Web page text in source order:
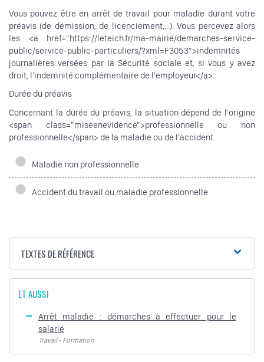
Vous pouvez être en arrêt de travail pour maladie durant votre
préavis (de démission, de licenciement,...). Vous percevez alors
les <a href="https://leteich.fr/ma-mairie/demarches-service-
public/service-public-particuliers/?xml=F3053">indemnités
journalières versées par la Sécurité sociale et, si vous y avez
droit, l'indemnité complémentaire de l'employeur</a>.
Durée du préavis
Concernant la durée du préavis, la situation dépend de l'origine
<span class="miseenevidence">professionnelle ou non
professionnelle</span> de la maladie ou de l'accident.
Maladie non professionnelle
Accident du travail ou maladie professionnelle
TEXTES DE RÉFÉRENCE
ET AUSSI
Arrêt maladie : démarches à effectuer pour le
salarié
Travail - Formation